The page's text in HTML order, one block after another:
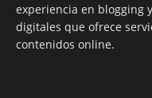
experiencia en blogging
digitales que ofrece
contenidos online.